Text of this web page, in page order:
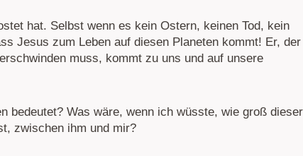
hat. Selbst wenn es kein Ostern, keinen Tod, kein
Jesus zum Leben auf diesen Planeten kommt! Er, der
muss, kommt zu uns und auf unsere
bedeutet? Was wäre, wenn ich wüsste, wie groß dieser
zwischen ihm und mir?